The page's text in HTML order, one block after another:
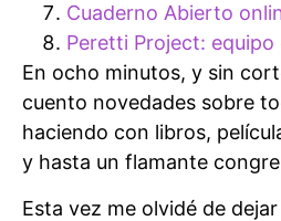
Cuaderno Abierto
Peretti Project:
En ocho minutos, y sin
cuento novedades sobre
haciendo con libros,
y hasta un flamante
Esta vez me olvidé de